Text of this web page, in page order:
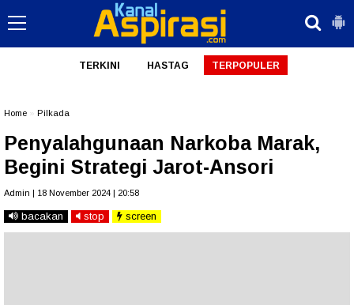
TERKINI HASTAG TERPOPULER
Home Pilkada
Penyalahgunaan Narkoba Marak,
Begini Strategi Jarot-Ansori
Admin | 18 November 2024 | 20:58
bacakan stop screen